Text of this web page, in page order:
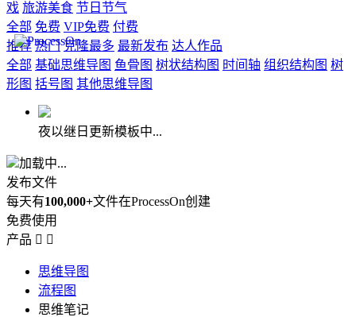
戏 旅游美食 节日节气
全部 免费 VIP免费 付费
推荐 热门 克隆最多 最新发布 达人作品
全部 基础思维导图 鱼骨图 树状结构图 时间轴 组织结构图 树
形图 括号图 其他思维导图
夜以继日更新模板中...
加载中...
发布文件
每天有100,000+文件在ProcessOn创建
免费使用
产品  
思维导图
流程图
思维笔记